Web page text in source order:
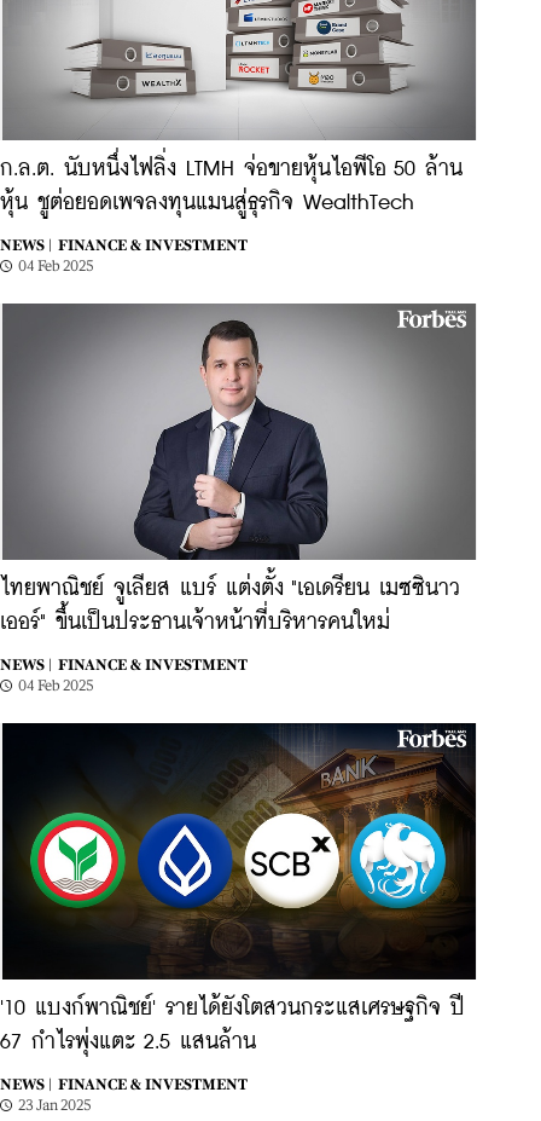
ก.ล.ต. นับหนึ่งไฟลิ่ง LTMH จ่อขายหุ้นไอพีโอ 50 ล้าน
หุ้น ชูต่อยอดเพจลงทุนแมนสู่ธุรกิจ WealthTech
NEWS |
FINANCE & INVESTMENT
04 Feb 2025
ไทยพาณิชย์ จูเลียส แบร์ แต่งตั้ง "เอเดรียน เมซซินาว
เออร์" ขึ้นเป็นประธานเจ้าหน้าที่บริหารคนใหม่
NEWS |
FINANCE & INVESTMENT
04 Feb 2025
'10 แบงก์พาณิชย์' รายได้ยังโตสวนกระแสเศรษฐกิจ ปี
67 กำไรพุ่งแตะ 2.5 แสนล้าน
NEWS |
FINANCE & INVESTMENT
23 Jan 2025